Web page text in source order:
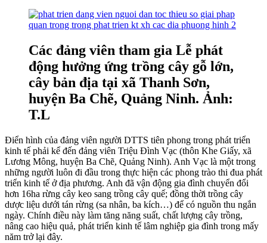
Các đảng viên tham gia Lễ phát
động hưởng ứng trồng cây gỗ lớn,
cây bản địa tại xã Thanh Sơn,
huyện Ba Chẽ, Quảng Ninh. Ảnh:
T.L
Điển hình của đảng viên người DTTS tiên phong trong phát triển
kinh tế phải kể đến đảng viên Triệu Đình Vạc (thôn Khe Giấy, xã
Lương Mông, huyện Ba Chẽ, Quảng Ninh). Anh Vạc là một trong
những người luôn đi đầu trong thực hiện các phong trào thi đua phát
triển kinh tế ở địa phương. Anh đã vận động gia đình chuyển đổi
hơn 16ha rừng cây keo sang trồng cây quế; đồng thời trồng cây
dược liệu dưới tán rừng (sa nhân, ba kích…) để có nguồn thu ngắn
ngày. Chính điều này làm tăng năng suất, chất lượng cây trồng,
nâng cao hiệu quả, phát triển kinh tế lâm nghiệp gia đình trong mấy
năm trở lại đây.